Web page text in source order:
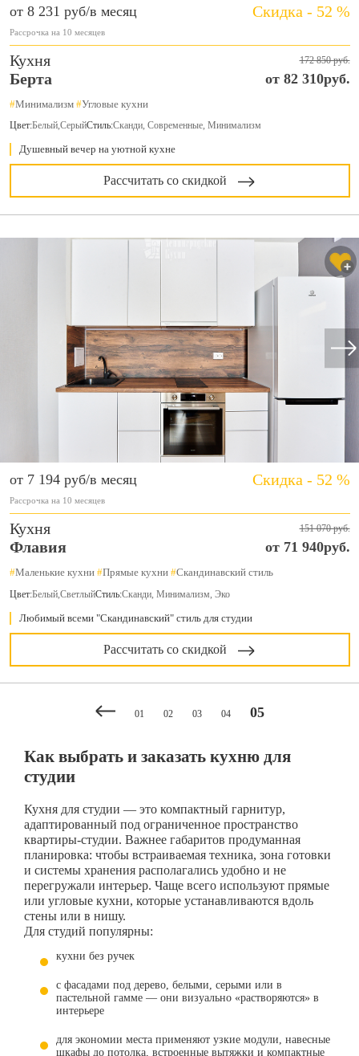
от 8 231 руб/в месяц Скидка - 52 %
Рассрочка на 10 месяцев
Кухня 172 850 руб.
Берта от 82 310руб.
#Минимализм #Угловые кухни
Цвет:Белый,СерыйСтиль:Сканди, Современные, Минимализм
Душевный вечер на уютной кухне
Рассчитать со скидкой
от 7 194 руб/в месяц Скидка - 52 %
Рассрочка на 10 месяцев
Кухня 151 070 руб.
Флавия от 71 940руб.
#Маленькие кухни #Прямые кухни #Скандинавский стиль
Цвет:Белый, СветлыйСтиль:Сканди, Минимализм, Эко
Любимый всеми "Скандинавский" стиль для студии
Рассчитать со скидкой
01 02 03 04 05
Как выбрать и заказать кухню для
студии
Кухня для студии — это компактный гарнитур,
адаптированный под ограниченное пространство
квартиры-студии. Важнее габаритов продуманная
планировка: чтобы встраиваемая техника, зона готовки
и системы хранения располагались удобно и не
перегружали интерьер. Чаще всего используют прямые
или угловые кухни, которые устанавливаются вдоль
стены или в нишу.
Для студий популярны:
кухни без ручек
с фасадами под дерево, белыми, серыми или в
пастельной гамме — они визуально «растворяются» в
интерьере
для экономии места применяют узкие модули, навесные
шкафы до потолка, встроенные вытяжки и компактные